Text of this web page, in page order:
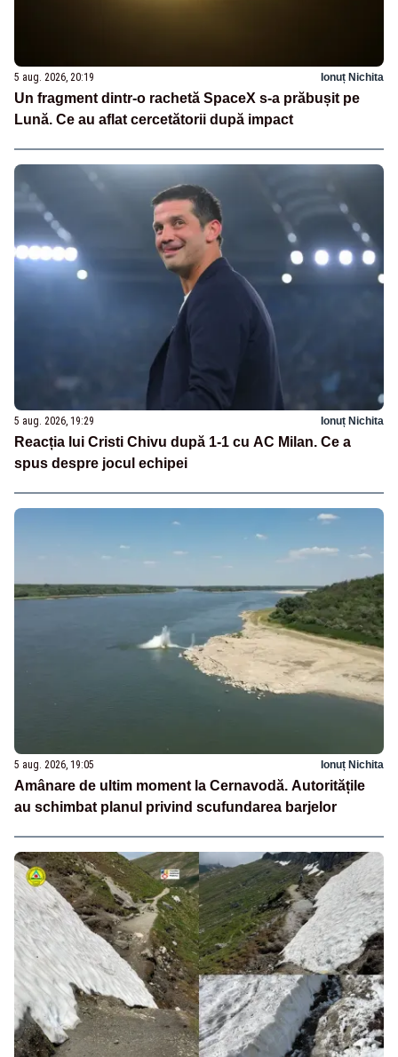
5 aug. 2026, 20:19 Ionuț Nichita
Un fragment dintr-o rachetă SpaceX s-a prăbușit pe
Lună. Ce au aflat cercetătorii după impact
5 aug. 2026, 19:29 Ionuț Nichita
Reacția lui Cristi Chivu după 1-1 cu AC Milan. Ce a
spus despre jocul echipei
5 aug. 2026, 19:05 Ionuț Nichita
Amânare de ultim moment la Cernavodă. Autoritățile
au schimbat planul privind scufundarea barjelor